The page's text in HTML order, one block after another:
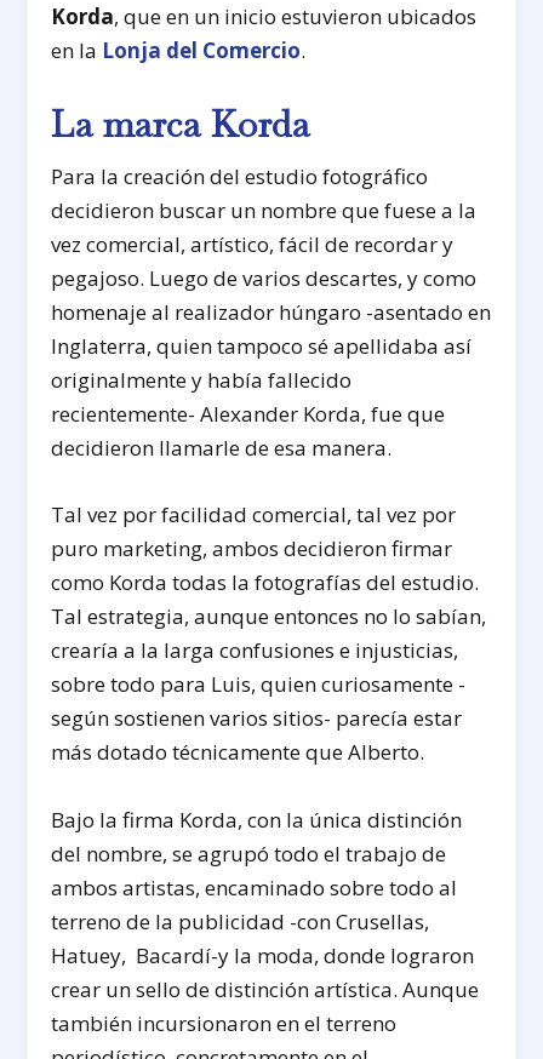
Korda, que en un inicio estuvieron ubicados
en la Lonja del Comercio.
La marca Korda
Para la creación del estudio fotográfico
decidieron buscar un nombre que fuese a la
vez comercial, artístico, fácil de recordar y
pegajoso. Luego de varios descartes, y como
homenaje al realizador húngaro -asentado en
Inglaterra, quien tampoco sé apellidaba así
originalmente y había fallecido
recientemente- Alexander Korda, fue que
decidieron llamarle de esa manera.
Tal vez por facilidad comercial, tal vez por
puro marketing, ambos decidieron firmar
como Korda todas la fotografías del estudio.
Tal estrategia, aunque entonces no lo sabían,
crearía a la larga confusiones e injusticias,
sobre todo para Luis, quien curiosamente -
según sostienen varios sitios- parecía estar
más dotado técnicamente que Alberto.
Bajo la firma Korda, con la única distinción
del nombre, se agrupó todo el trabajo de
ambos artistas, encaminado sobre todo al
terreno de la publicidad -con Crusellas,
Hatuey, Bacardí-y la moda, donde lograron
crear un sello de distinción artística. Aunque
también incursionaron en el terreno